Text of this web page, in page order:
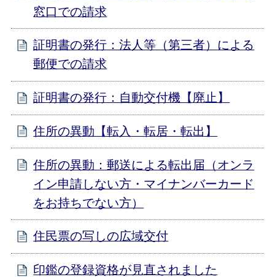
窓口での請求
証明書の発行：法人等（第三者）による
郵便での請求
証明書の発行：自動交付機【廃止】
住所の異動【転入・転居・転出】
住所の異動：郵送による転出届（オンラ
イン申請しない方・マイナンバーカード
をお持ちでない方）
住民票の写しの広域交付
印鑑の登録資格が見直されました